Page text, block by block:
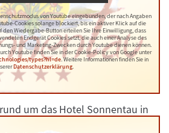
von Youtube eingebunden, der nach Angaben
Cookies solange blockiert, bis ein aktiver Klick auf die
Wiedergabe-Button erteilen Sie Ihre Einwilligung, dass
Endgerät Cookies setzt, die auch einer Analyse des
und Marketing-Zwecken durch Youtube dienen können.
Youtube finden Sie in der Cookie-Policy von Google unter
types?hl=de. Weitere Informationen finden Sie in
Datenschutzerklärung.
um das Hotel Sonnentau in